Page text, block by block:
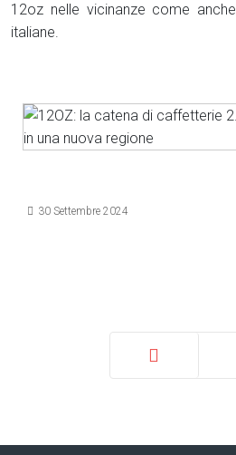
12oz nelle vicinanze come
italiane.
Dettagli
30 Settembre 2024